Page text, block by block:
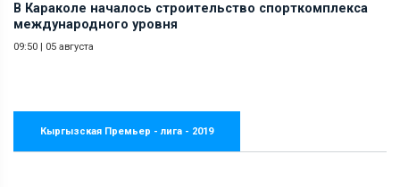
В Караколе началось строительство спорткомплекса
международного уровня
09:50 05 августа
Кыргызская Премьер - лига - 2019